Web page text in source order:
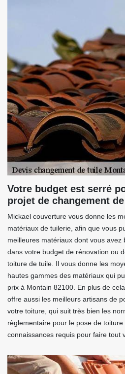
Votre budget est serré
projet de changement
Mickael couverture vous donne les
matériaux de tuilerie, afin que vous
meilleures matériaux dont vous avez
dans votre budget de rénovation ou
toiture de tuile. Il vous donne les
hautes gammes des matériaux qui
prix à Montain 82100. En plus de
offre aussi les meilleurs artisans de
votre toiture, qui suit très bien les
règlementaire pour le pose de toiture
connaissances requis pour faire tout